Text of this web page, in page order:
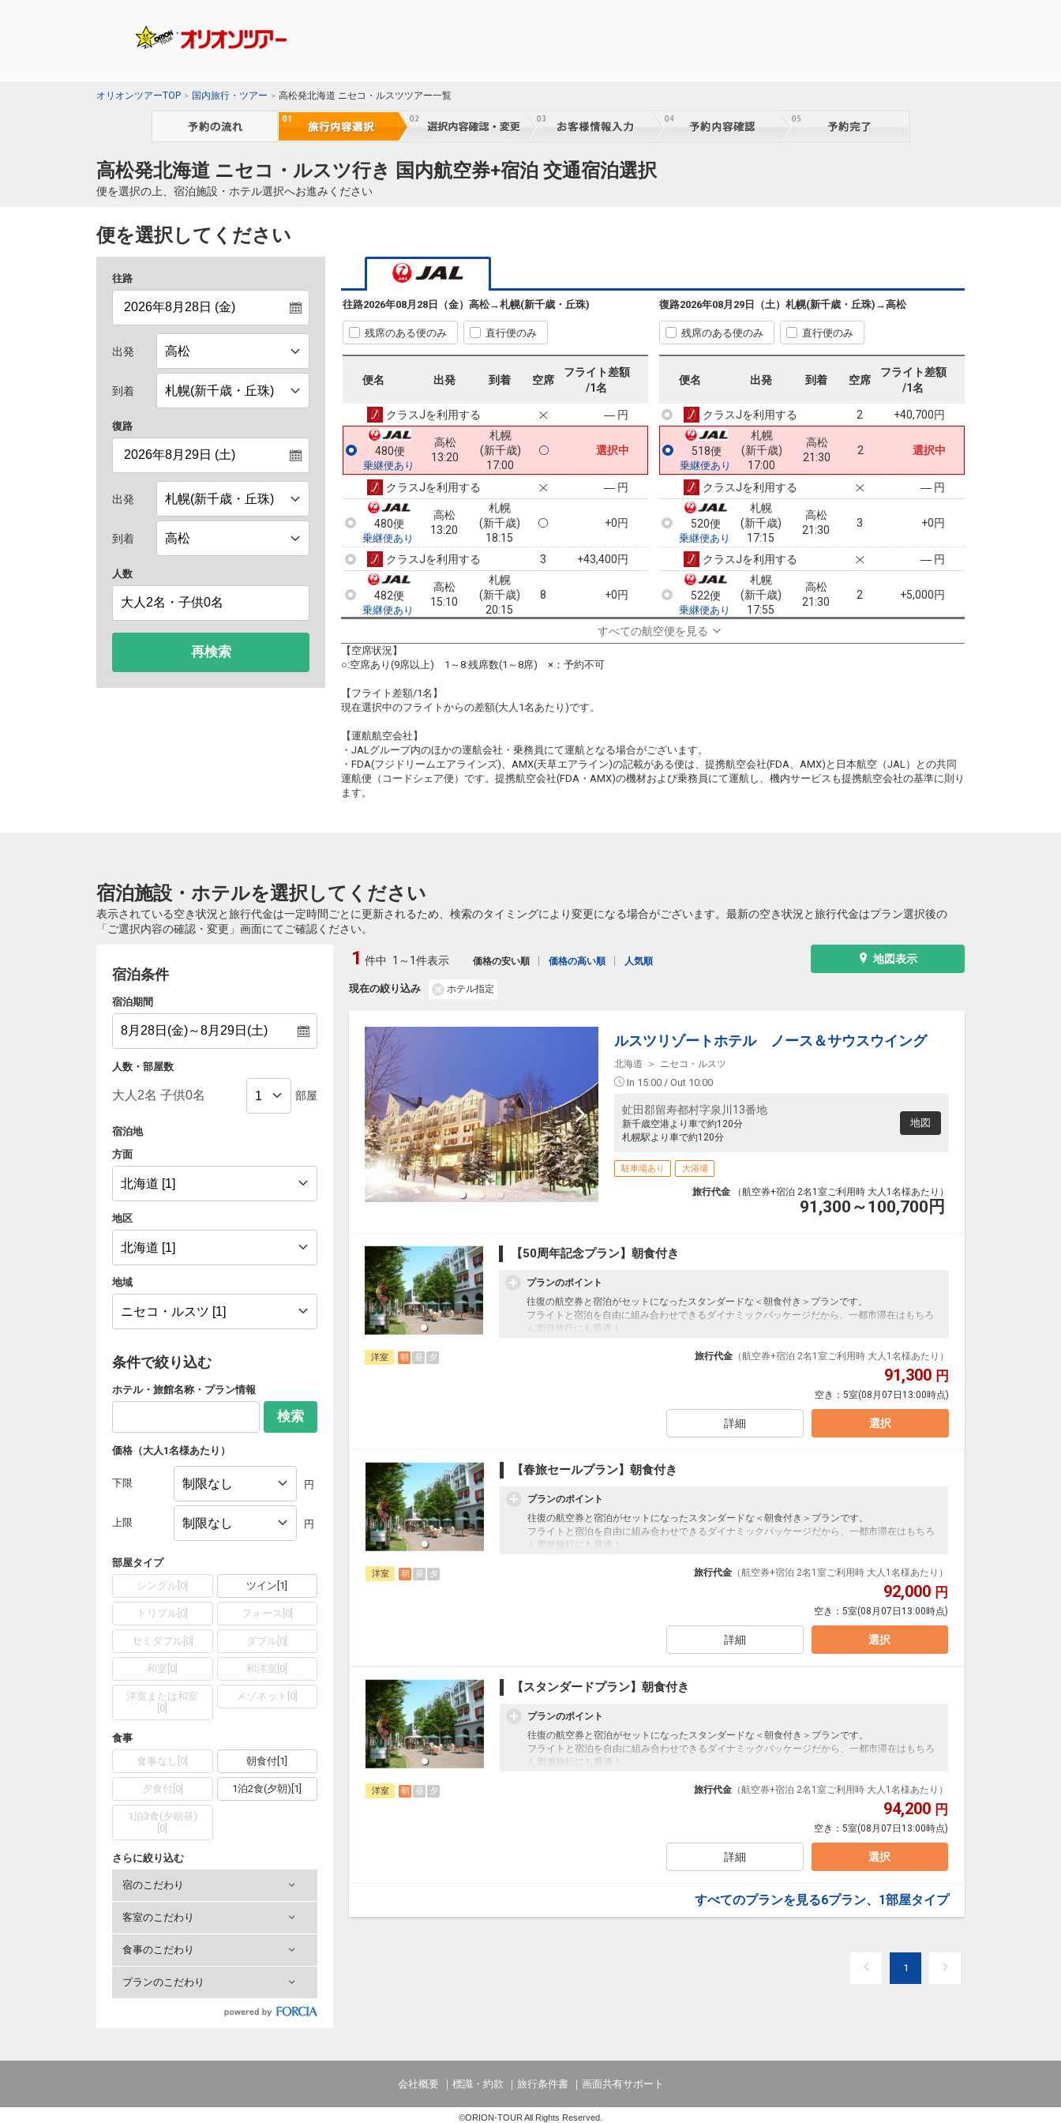
オリオンツアーTOP 国内旅行・ツアー 高松発北海道 ニセコ・ルスツツアー一覧
高松発北海道 ニセコ・ルスツ行き 国内航空券+宿泊 交通宿泊選択
便を選択の上、宿泊施設・ホテル選択へお進みください
便を選択してください
往路
出発
到着
復路
出発
到着
人数
再検索
往路2026年08月28日（金） 高松→札幌(新千歳・丘珠)
残席のある便のみ 直行便のみ
便名 出発 到着 空席
フライト差額
/1名
474便
07:05
クラスJを利用する ― 円
474便
乗継便あり
07:05
(新千歳)
11:55
8 +26,100円
クラスJを利用する
478便
乗継便あり
高松
11:30
札幌
(新千歳)
15:05
6 +16,100円
クラスJを利用する
478便
11:30
(新千歳)
4 +10,000円
クラスJを利用する ― 円
480便
乗継便あり
高松
13:20
札幌
(新千歳)
17:00
選択中
クラスJを利用する ― 円
480便
乗継便あり
高松
13:20
札幌
(新千歳)
18:15
+0円
クラスJを利用する 3 +43,400円
482便
乗継便あり
高松
15:10
札幌
(新千歳)
20:15
8 +0円
― 円
482便
高松
15:10
(新千歳)
+15,000円
クラスJを利用する 2 +27,500円
484便
乗継便あり
17:15
21:30
クラスJを利用する ― 円
484便
乗継便あり
クラスJを利用する 6 +44,500円
復路2026年08月29日（土） 札幌(新千歳・丘珠) →高松
残席のある便のみ 直行便のみ
便名 出発 到着 空席
フライト差額
/1名
クラスJを利用する
514便
乗継便あり
札幌
(新千歳)
15:15
高松
19:55
2 +7,400円
クラスJを利用する
516便
(新千歳)
高松
19:55
8 +7,400円
クラスJを利用する 2 +40,700円
518便
乗継便あり
札幌
(新千歳)
17:00
高松
21:30
2 選択中
クラスJを利用する ― 円
520便
乗継便あり
札幌
(新千歳)
17:15
高松
21:30
3 +0円
クラスJを利用する ― 円
522便
乗継便あり
札幌
(新千歳)
17:55
高松
21:30
2 +5,000円
クラスJを利用する
すべての航空便を見る
【空席状況】
○:空席あり(9席以上) 1～8:残席数(1～8席) ×：予約不可
【フライト差額/1名】
現在選択中のフライトからの差額(大人1名あたり)です。
【運航航空会社】
・JALグループ内のほかの運航会社・乗務員にて運航となる場合がございます。
・FDA(フジドリームエアラインズ)、AMX(天草エアライン)の記載がある便は、提携航空会社(FDA、AMX)と日本航空（JAL）との共同
運航便（コードシェア便）です。提携航空会社(FDA・AMX)の機材および乗務員にて運航し、機内サービスも提携航空会社の基準に則り
ます。
宿泊施設・ホテルを選択してください
表示されている空き状況と旅行代金は一定時間ごとに更新されるため、検索のタイミングにより変更になる場合がございます。最新の空き状況と旅行代金はプラン選択後の
「ご選択内容の確認・変更」画面にてご確認ください。
宿泊条件
宿泊期間
人数・部屋数
部屋
宿泊地
方面
地区
地域
条件で絞り込む
ホテル・旅館名称・プラン情報
検索
価格（大人1名様あたり）
下限 円
上限 円
部屋タイプ
シングル 0 ツイン 1
トリプル 0 フォース 0]
セミダブル[ 0] ダブル 0
和室 0 和洋室 0
洋室または和室
0
メゾネット 0
食事
食事なし 0 朝食付 1
夕食付 0] 1泊2食(夕朝) 1
1泊3食(夕朝昼)
0
さらに絞り込む
宿のこだわり
客室のこだわり
食事のこだわり
プランのこだわり
地図表示
現在の絞り込み ホテル指定
1 件中 1～1件表示 価格の安い順 価格の高い順 人気順
ルスツリゾートホテル ノース＆サウスウイング
北海道 ニセコ・ルスツ
In 15:00 / Out 10:00
虻田郡留寿都村字泉川13番地
新千歳空港より車で約120分
札幌駅より車で約120分
地図
駐車場あり 大浴場
旅行代金 （航空券+宿泊 2名1室ご利用時 大人1名様あたり）
91,300～100,700 円
【50周年記念プラン】朝食付き
プランのポイント
往復の航空券と宿泊がセットになったスタンダードな＜朝食付き＞プランです。
フライトと宿泊を自由に組み合わせできるダイナミックパッケージだから、一都市滞在はもちろ
ん周遊旅行にも最適！
フライトは、安心のJAL（またはJALグループ）確約！フライトマイル50%貯まります。
オプションでレンタカーや現地交通・体験プランなどの追加（同時予約）が可能なプランもござ
洋室 朝 昼 夕 旅行代金 （航空券+宿泊 2名1室ご利用時 大人1名様あたり）
91,300 円
空き： 5室(08月07日13:00時点)
詳細 選択
【春旅セールプラン】朝食付き
プランのポイント
往復の航空券と宿泊がセットになったスタンダードな＜朝食付き＞プランです。
フライトと宿泊を自由に組み合わせできるダイナミックパッケージだから、一都市滞在はもちろ
ん周遊旅行にも最適！
フライトは、安心のJAL（またはJALグループ）確約！フライトマイル50%貯まります。
オプションでレンタカーや現地交通・体験プランなどの追加（同時予約）が可能なプランもござ
洋室 朝 昼 夕 旅行代金 （航空券+宿泊 2名1室ご利用時 大人1名様あたり）
92,000 円
空き： 5室(08月07日13:00時点)
詳細 選択
【スタンダードプラン】朝食付き
プランのポイント
往復の航空券と宿泊がセットになったスタンダードな＜朝食付き＞プランです。
フライトと宿泊を自由に組み合わせできるダイナミックパッケージだから、一都市滞在はもちろ
ん周遊旅行にも最適！
フライトは、安心のJAL（またはJALグループ）確約！フライトマイル50%貯まります。
オプションでレンタカーや現地交通・体験プランなどの追加（同時予約）が可能なプランもござ
洋室 朝 昼 夕 旅行代金 （航空券+宿泊 2名1室ご利用時 大人1名様あたり）
94,200 円
空き： 5室(08月07日13:00時点)
詳細 選択
すべてのプランを見る6プラン、1部屋タイプ
1
会社概要 標識・約款 旅行条件書 画面共有サポート
©ORION-TOUR All Rights Reserved.